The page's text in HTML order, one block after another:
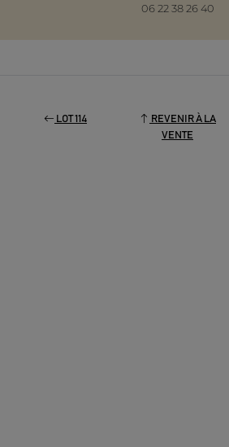
06 22 38 26 40
LOT 114
REVENIR À LA
VENTE